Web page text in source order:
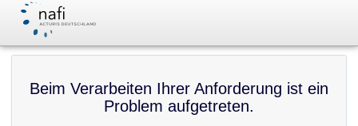
Beim Verarbeiten Ihrer Anforderung ist ein
Problem aufgetreten.